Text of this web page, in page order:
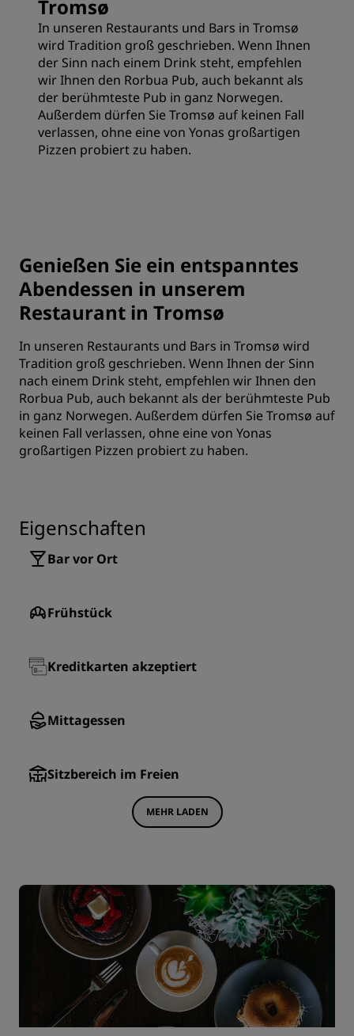
Tromsø
In unseren Restaurants und Bars in Tromsø
wird Tradition groß geschrieben. Wenn Ihnen
der Sinn nach einem Drink steht, empfehlen
wir Ihnen den Rorbua Pub, auch bekannt als
der berühmteste Pub in ganz Norwegen.
Außerdem dürfen Sie Tromsø auf keinen Fall
verlassen, ohne eine von Yonas großartigen
Pizzen probiert zu haben.
Genießen Sie ein entspanntes
Abendessen in unserem
Restaurant in Tromsø
In unseren Restaurants und Bars in Tromsø wird
Tradition groß geschrieben. Wenn Ihnen der Sinn
nach einem Drink steht, empfehlen wir Ihnen den
Rorbua Pub, auch bekannt als der berühmteste Pub
in ganz Norwegen. Außerdem dürfen Sie Tromsø auf
keinen Fall verlassen, ohne eine von Yonas
großartigen Pizzen probiert zu haben.
Eigenschaften
Bar vor Ort
Frühstück
Kreditkarten akzeptiert
Mittagessen
Sitzbereich im Freien
MEHR LADEN